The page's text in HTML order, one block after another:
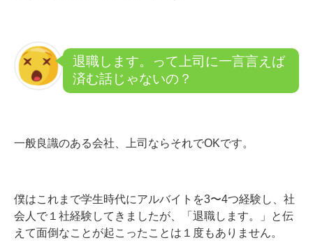
退職します。って上司に一言言えば
済む話じゃないの？
一般良識のある会社、上司ならそれでOKです。
僕はこれまで学生時代にアルバイトを3〜4つ経験し、社
会人で１社経験してきましたが、「退職します。」と伝
えて面倒なことが起こったことは１度もありません。